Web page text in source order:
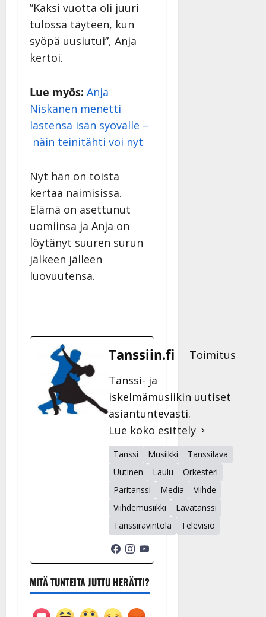
”Kaksi vuotta oli juuri
tulossa täyteen, kun
syöpä uusiutui”, Anja
kertoi.
Lue myös: Anja
Niskanen menetti
lastensa isän syövälle –
näin teinitähti voi nyt
Nyt hän on toista
kertaa naimisissa.
Elämä on asettunut
uomiinsa ja Anja on
löytänyt suuren surun
jälkeen jälleen
luovuutensa.
Tanssiin.fi
Toimitus
Tanssi- ja
iskelmämusiikin uutiset
asiantuntevasti.
Lue koko esittely
Tanssi Musiikki
Tanssilava
Uutinen
Laulu
Orkesteri
Paritanssi
Media
Viihde
Viihdemusiikki
Lavatanssi
Tanssiravintola
Televisio
MITÄ TUNTEITA JUTTU HERÄTTI?